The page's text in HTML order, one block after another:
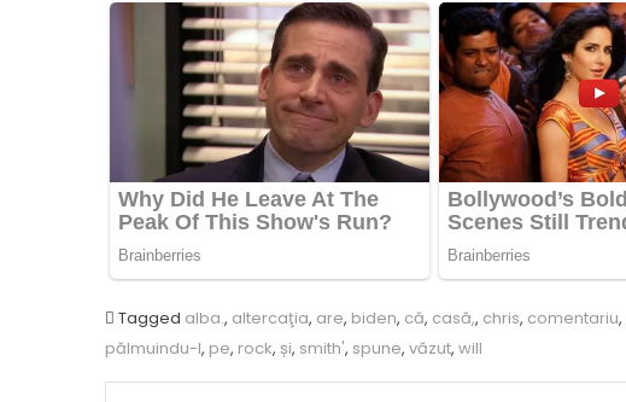
Tagged alba., altercaţia, are, biden, că, casă,, chris, comentariu,
pălmuindu-l, pe, rock, și, smith', spune, văzut, will